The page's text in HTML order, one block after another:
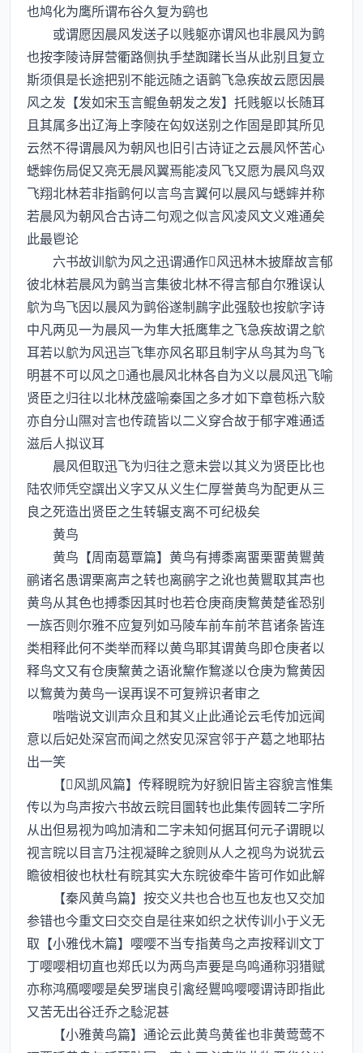
也鸠化为鹰所谓布谷久复为鹞也
或谓愿因晨风发送子以贱躯亦谓风也非晨风为鹯
也按李陵诗屏营衢路侧执手埜踟躇长当从此别且复立
斯须俱是长途把别不能远随之语鹯飞急疾故云愿因晨
风之发【发如宋玉言鲲鱼朝发之发】托贱躯以长随耳
且其属多出辽海上李陵在匃奴送别之作固是即其所见
云然不得谓晨风为朝风也旧引古诗证之云晨风怀苦心
蟋蟀伤局促又亮无晨风翼焉能凌风飞又愿为晨风鸟双
飞翔北林若非指鹯何以言鸟言翼何以晨风与蟋蟀并称
若晨风为朝风合古诗二句观之似言风凌风文义难通矣
此最鬯论
六书故训鴥为风之迅谓通作风迅林木披靡故言郁
彼北林若晨风为鹯当言集彼北林不得言郁自尔雅误认
鴥为鸟飞因以晨风为鹯俗遂制鷐字此强駮也按鴥字诗
中凡两见一为晨风一为隼大抵鹰隼之飞急疾故谓之鴥
耳若以鴥为风迅岂飞隼亦风名耶且制字从鸟其为鸟飞
明甚不可以风之通也晨风北林各自为义以晨风迅飞喻
贤臣之归往以北林茂盛喻秦国之多才如下章苞栎六駮
亦自分山隰对言也传疏皆以二义穿合故于郁字难通适
滋后人拟议耳
晨风但取迅飞为归往之意未尝以其义为贤臣比也
陆农师凭空譔出义字又从义生仁厚誉黄鸟为配更从三
良之死造出贤臣之生转辗支离不可纪极矣
黄鸟
黄鸟【周南葛覃篇】黄鸟有搏黍离畱栗畱黄鸎黄
鹂诸名愚谓栗离声之转也离鹂字之讹也黄鸎取其声也
黄鸟从其色也搏黍因其时也若仓庚商庚鵹黄楚雀恐别
一族否则尔雅不应复列如马陵车前车前芣苢诸条皆连
类相释此何不类举而释以黄鸟耶其谓黄鸟即仓庚者以
释鸟文又有仓庚黧黄之语讹黧作鵹遂以仓庚为鵹黄因
以鵹黄为黄鸟一误再误不可复辨识者审之
喈喈说文训声众且和其义止此通论云毛传加远闻
意以后妃处深宫而闻之然安见深宫邻于产葛之地耶拈
出一笑
【风凯风篇】传释睍睆为好貌旧皆主容貌言惟集
传以为鸟声按六书故云睆目圜转也此集传圆转二字所
从出但易视为鸣加清和二字未知何据耳何元子谓睍以
视言睆以目言乃注视凝眸之貌则从人之视鸟为说犹云
瞻彼相彼也杕杜有睆其实大东睆彼牵牛皆可作如此解
【秦风黄鸟篇】按交义共也合也互也友也又交加
参错也今重文曰交交自是往来如织之状传训小于义无
取【小雅伐木篇】嘤嘤不当专指黄鸟之声按释训文丁
丁嘤嘤相切直也郑氏以为两鸟声要是鸟鸣通称羽猎赋
亦称鸿鴈嘤嘤是矣罗瑞良引禽经鸎鸣嘤嘤谓诗即指此
又苦无出谷迁乔之騐泥甚
【小雅黄鸟篇】通论云此黄鸟黄雀也非黄莺莺不